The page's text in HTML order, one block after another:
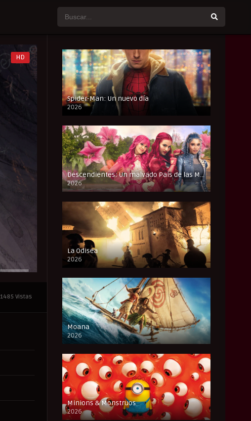
HD
1485 Vistas
Spider-Man: Un nuevo día
2026
CAM
Descendientes: Un malvado País de las Maravillas
2026
FULL HD
La Odisea
2026
CAM
Moana
2026
CAM
Minions & Monstruos
2026
CAM